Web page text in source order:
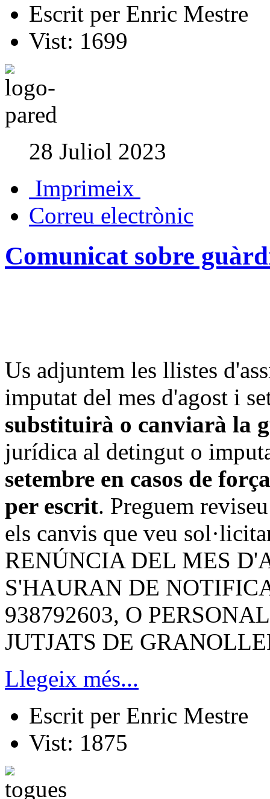
Escrit per Enric Mestre
Vist: 1699
28 Juliol 2023
Imprimeix
Correu electrònic
Comunicat sobre
Us adjuntem les llistes
imputat del mes d'agost i
substituirà o canviarà la
jurídica al detingut o
setembre en casos de
per escrit. Preguem
els canvis que veu
RENÚNCIA DEL MES
S'HAURAN DE
938792603, O
JUTJATS DE
Llegeix més...
Escrit per Enric Mestre
Vist: 1875